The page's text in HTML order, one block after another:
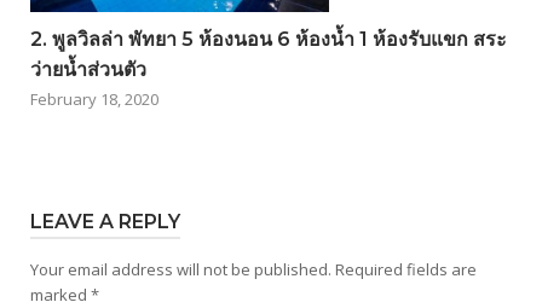
2. พูลวิลล่า พัทยา 5 ห้องนอน 6 ห้องน้ำ 1 ห้องรับแขก สระ
ว่ายน้ำส่วนตัว
February 18, 2020
LEAVE A REPLY
Your email address will not be published. Required fields are
marked *